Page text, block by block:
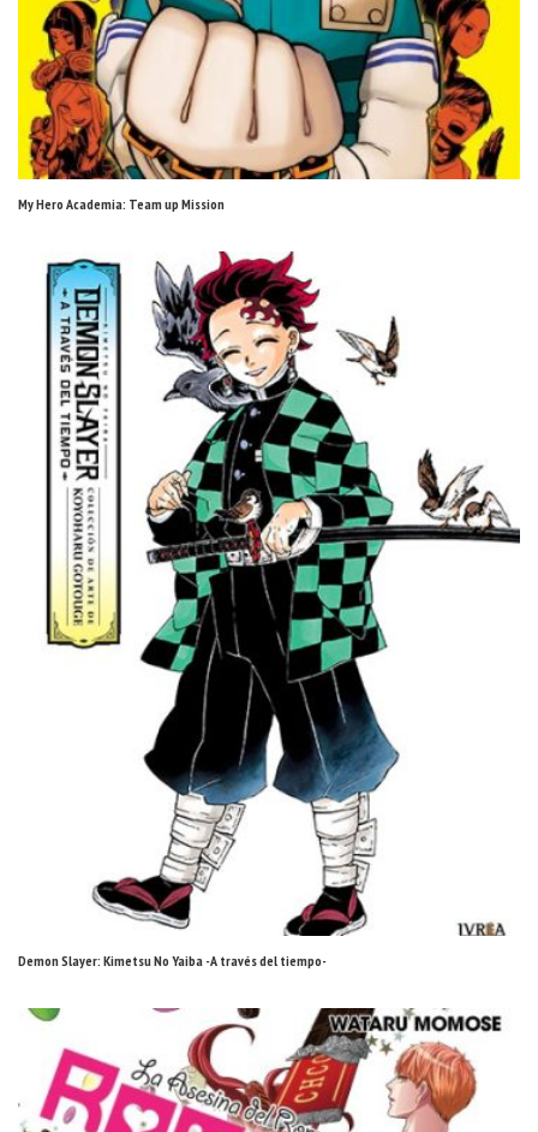
My Hero Academia: Team up Mission
Demon Slayer: Kimetsu No Yaiba -A través del tiempo-